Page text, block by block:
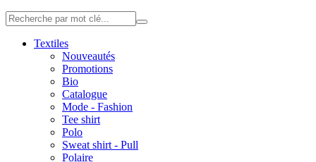
Textiles
Nouveautés
Promotions
Bio
Catalogue
Mode - Fashion
Tee shirt
Polo
Sweat shirt - Pull
Polaire